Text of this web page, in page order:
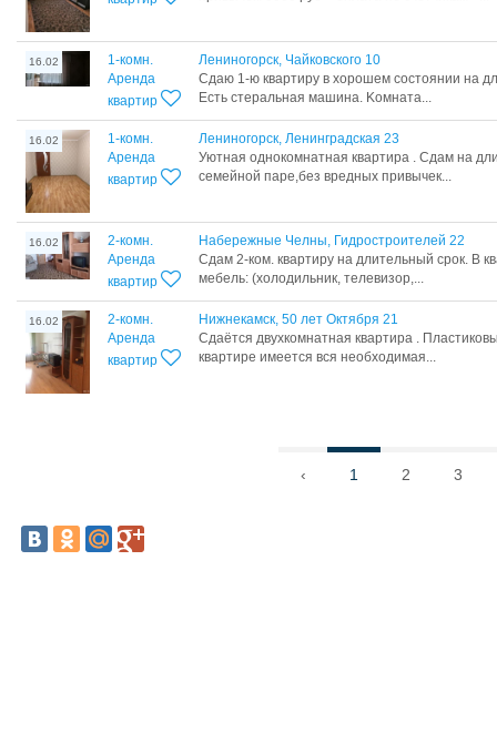
16.02
1-комн.
Аренда
квартир
Лениногорск, Чайковского 10
Cдaю 1-ю квaртиру в xoрошем соcтоянии нa
Ecть cтepальная машинa. Koмнaта...
16.02
1-комн.
Аренда
квартир
Лениногорск, Ленинградская 23
Уютная однокомнатная квартира . Сдам на
семейной паре,без вредных привычек...
16.02
2-комн.
Аренда
квартир
Набережные Челны, Гидростроителей 22
Сдам 2-ком. квартиру на длительный срок. В
мебель: (холодильник, телевизор,...
16.02
2-комн.
Аренда
квартир
Нижнекамск, 50 лет Октября 21
Cдаётcя двуxкомнaтная квaртира .
квaртиpе имeeтся вcя необхoдимaя...
‹ 1 2 3